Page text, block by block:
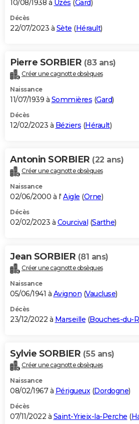
10/08/1938 à Uzès (Gard)
Décès
22/07/2023 à Sète (Hérault)
Pierre SORBIER (83 ans)
Créer une cagnotte obsèques
Naissance
11/07/1939 à Sommières (Gard)
Décès
12/02/2023 à Béziers (Hérault)
Antonin SORBIER (22 ans)
Créer une cagnotte obsèques
Naissance
02/06/2000 à l' Aigle (Orne)
Décès
02/02/2023 à Courcival (Sarthe)
Jean SORBIER (81 ans)
Créer une cagnotte obsèques
Naissance
05/06/1941 à Avignon (Vaucluse)
Décès
23/12/2022 à Marseille (Bouches-du-
Sylvie SORBIER (55 ans)
Créer une cagnotte obsèques
Naissance
08/02/1967 à Périgueux(Dordogne)
Décès
07/11/2022 à Saint-Yrieix-la-Perche (